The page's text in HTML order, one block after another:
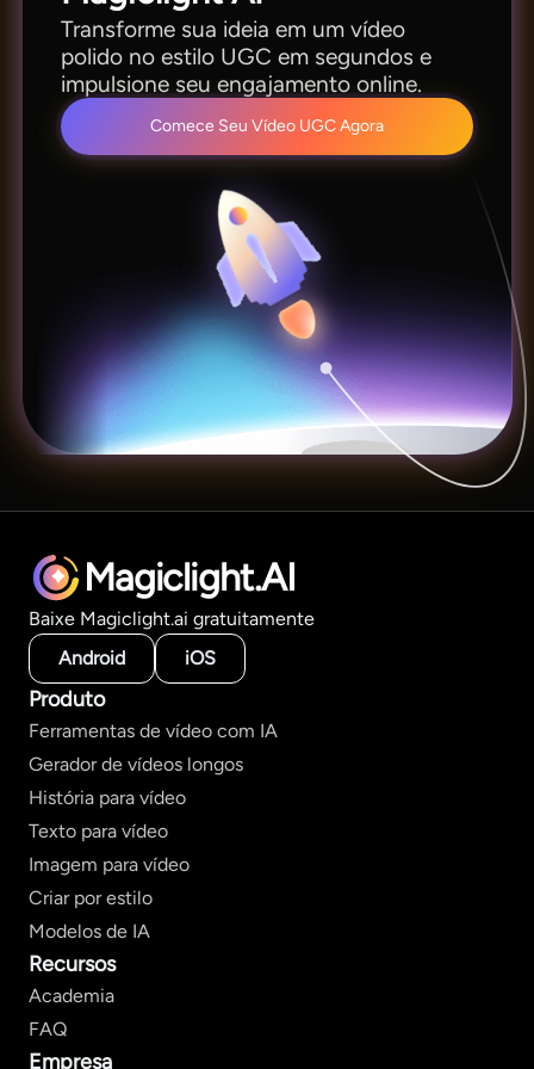
Transforme sua ideia em um vídeo
polido no estilo UGC em segundos e
impulsione seu engajamento online.
Comece Seu Vídeo UGC Agora
Magiclight.AI
Baixe Magiclight.ai gratuitamente
Android
iOS
Produto
Ferramentas de vídeo com IA
Gerador de vídeos longos
História para vídeo
Texto para vídeo
Imagem para vídeo
Criar por estilo
Modelos de IA
Recursos
Academia
FAQ
Empresa